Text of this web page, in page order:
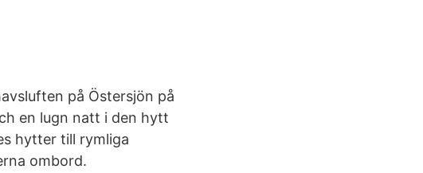
på Östersjön på
en lugn natt i den hytt
hytter till rymliga
ombord.